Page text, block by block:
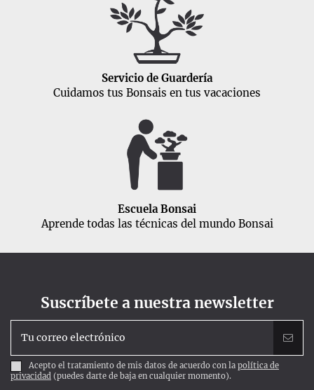
Servicio de Guardería
Cuidamos tus Bonsais en tus vacaciones
Escuela Bonsai
Aprende todas las técnicas del mundo Bonsai
Suscríbete a nuestra newsletter
Acepto el tratamiento de mis datos de acuerdo con la política de
privacidad (puedes darte de baja en cualquier momento).